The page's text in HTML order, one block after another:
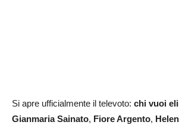
Si apre ufficialmente il televoto: chi vuoi
Gianmaria Sainato, Fiore Argento,